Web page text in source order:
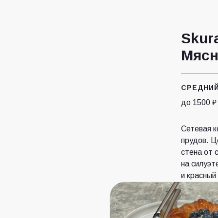
до 1500 ₽
Сетевая
прудов.
стена от
на
и